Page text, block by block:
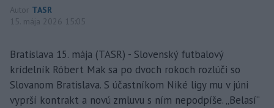
Autor TASR
15. mája 2026 15:05
Bratislava 15. mája (TASR) - Slovenský futbalový
krídelník Róbert Mak sa po dvoch rokoch rozlúči so
Slovanom Bratislava. S účastníkom Niké ligy mu v júni
vyprší kontrakt a novú zmluvu s ním nepodpíše. „Belasí“